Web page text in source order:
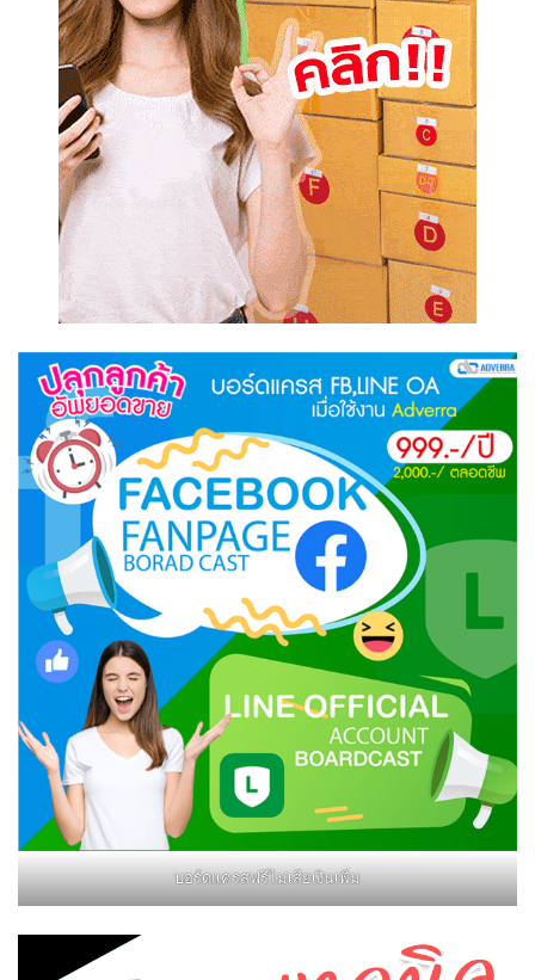
บอร์ดแครสฟรีไม่เสียเงินเพิ่ม